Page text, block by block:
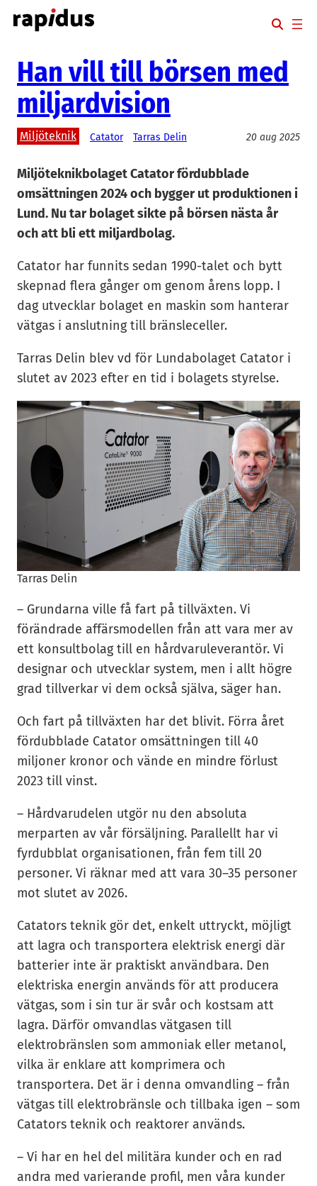
Hoppa
till
Han vill till börsen med
miljardvision
Miljöteknik Catator Tarras Delin 20 aug 2025
Miljöteknikbolaget Catator fördubblade
omsättningen 2024 och bygger ut produktionen i
Lund. Nu tar bolaget sikte på börsen nästa år
och att bli ett miljardbolag.
Catator har funnits sedan 1990-talet och bytt
skepnad flera gånger om genom årens lopp. I
dag utvecklar bolaget en maskin som hanterar
vätgas i anslutning till bränsleceller.
Tarras Delin blev vd för Lundabolaget Catator i
slutet av 2023 efter en tid i bolagets styrelse.
Tarras Delin
– Grundarna ville få fart på tillväxten. Vi
förändrade affärsmodellen från att vara mer av
ett konsultbolag till en hårdvaruleverantör. Vi
designar och utvecklar system, men i allt högre
grad tillverkar vi dem också själva, säger han.
Och fart på tillväxten har det blivit. Förra året
fördubblade Catator omsättningen till 40
miljoner kronor och vände en mindre förlust
2023 till vinst.
– Hårdvarudelen utgör nu den absoluta
merparten av vår försäljning. Parallellt har vi
fyrdubblat organisationen, från fem till 20
personer. Vi räknar med att vara 30–35 personer
mot slutet av 2026.
Catators teknik gör det, enkelt uttryckt, möjligt
att lagra och transportera elektrisk energi där
batterier inte är praktiskt användbara. Den
elektriska energin används för att producera
vätgas, som i sin tur är svår och kostsam att
lagra. Därför omvandlas vätgasen till
elektrobränslen som ammoniak eller metanol,
vilka är enklare att komprimera och
transportera. Det är i denna omvandling – från
vätgas till elektrobränsle och tillbaka igen – som
Catators teknik och reaktorer används.
– Vi har en hel del militära kunder och en rad
andra med varierande profil, men våra kunder